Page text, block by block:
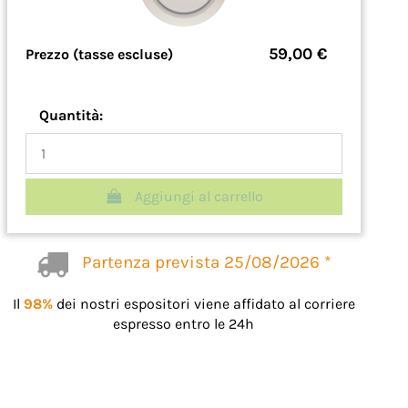
Prezzo (tasse escluse) 59,00 €
Quantità:
Aggiungi al carrello
Partenza prevista 25/08/2026 *
Il 98%dei nostri espositori viene affidato al corriere
espresso entro le 24h